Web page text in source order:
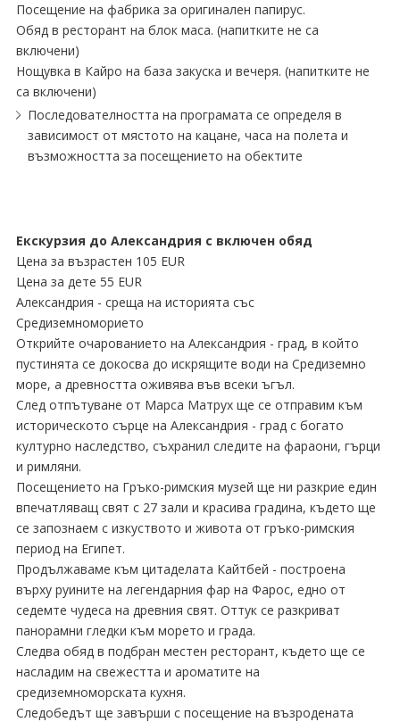
Посещение на фабрика за оригинален папирус.
Обяд в ресторант на блок маса. (напитките не са
включени)
Нощувка в Кайро на база закуска и вечеря. (напитките не
са включени)
Последователността на програмата се определя в
зависимост от мястото на кацане, часа на полета и
възможността за посещението на обектите
Екскурзия до Александрия с включен обяд
Цена за възрастен 105 EUR
Цена за дете 55 EUR
Александрия - среща на историята със
Средиземноморието
Открийте очарованието на Александрия - град, в който
пустинята се докосва до искрящите води на Средиземно
море, а древността оживява във всеки ъгъл.
След отпътуване от Марса Матрух ще се отправим към
историческото сърце на Александрия - град с богато
културно наследство, съхранил следите на фараони, гърци
и римляни.
Посещението на Гръко-римския музей ще ни разкрие един
впечатляващ свят с 27 зали и красива градина, където ще
се запознаем с изкуството и живота от гръко-римския
период на Египет.
Продължаваме към цитаделата Кайтбей - построена
върху руините на легендарния фар на Фарос, едно от
седемте чудеса на древния свят. Оттук се разкриват
панорамни гледки към морето и града.
Следва обяд в подбран местен ресторант, където ще се
насладим на свежестта и ароматите на
средиземноморската кухня.
Следобедът ще завърши с посещение на възродената